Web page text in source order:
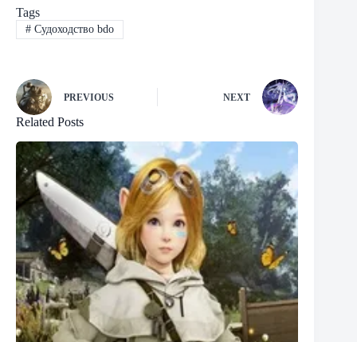
Tags
#Судоходство bdo
PREVIOUS NEXT
Related Posts